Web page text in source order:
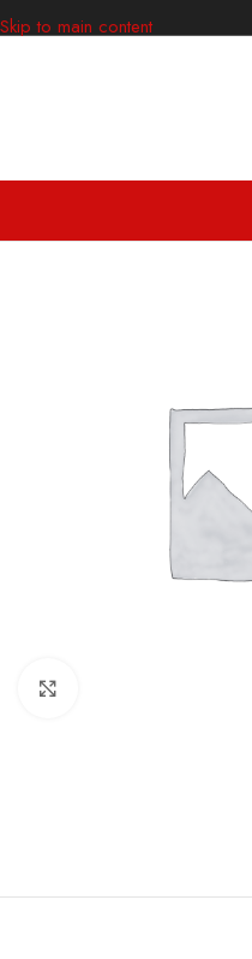
Skip to main content